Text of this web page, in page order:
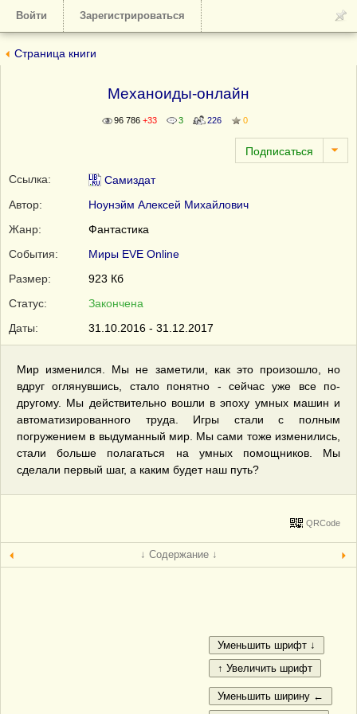
Войти Зарегистрироваться
Страница книги
Механоиды-онлайн
96 786 +33 3 226 0
Ссылка:
Самиздат
Автор:
Ноунэйм Алексей Михайлович
Жанр:
Фантастика
События:
Миры EVE Online
Размер:
923 Кб
Статус:
Закончена
Даты:
31.10.2016 - 31.12.2017
Мир изменился. Мы не заметили, как это произошло, но
вдруг оглянувшись, стало понятно - сейчас уже все по-
другому. Мы действительно вошли в эпоху умных машин и
автоматизированного труда. Игры стали с полным
погружением в выдуманный мир. Мы сами тоже изменились,
стали больше полагаться на умных помощников. Мы
сделали первый шаг, а каким будет наш путь?
QRCode
↓ Содержание ↓